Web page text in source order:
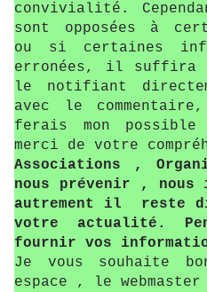
convivialité.
sont opposées à
ou si certaines
erronées, il suffira
le notifiant
avec le
ferais mon
merci de votre
Associations ,
nous prévenir ,
autrement il reste
votre actualité.
fournir vos
Je vous souhaite
espace , le webmaster